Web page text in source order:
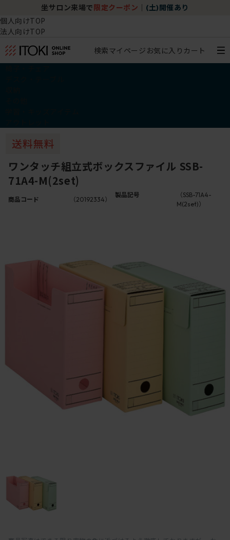
坐サロン来場で 限定クーポン (土)開催あり
個人向けTOP
法人向けTOP
検索マイページ お気に入り カート
ワンタッチ組立式ボックスファイル SSB-
71A4-M(2set)
商品コード （20192334）
製品記号
（SSB-71A4-
M(2set)）